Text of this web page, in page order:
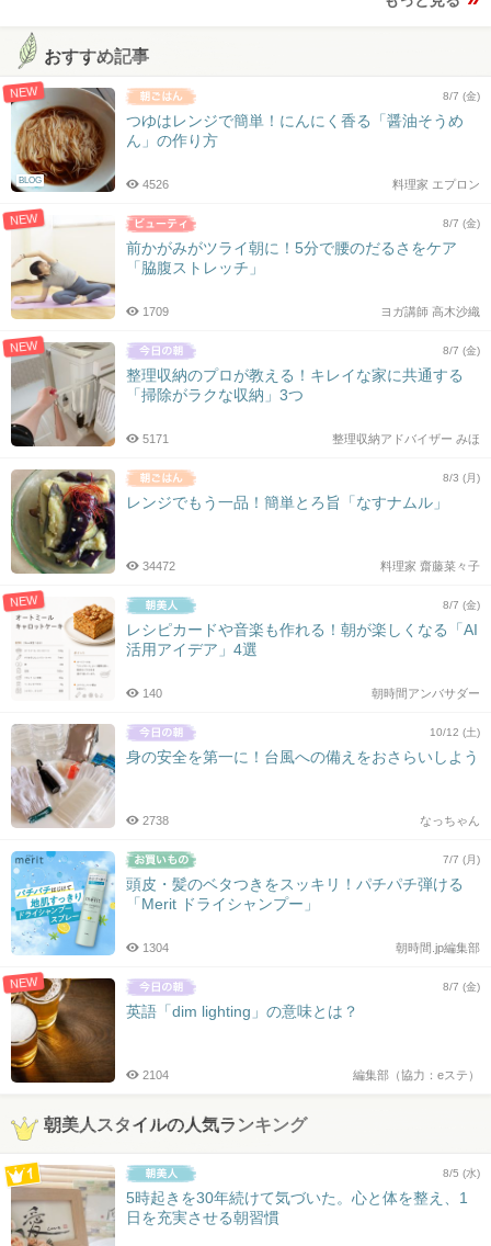
おすすめ記事
NEW
BLOG
8/7 (金)
つゆはレンジで簡単！にんにく香る「醤油そうめ
ん」の作り方
料理家 エプロン
4526
NEW 8/7 (金)
前かがみがツライ朝に！5分で腰のだるさをケア
「脇腹ストレッチ」
ヨガ講師 高木沙織
1709
NEW 8/7 (金)
整理収納のプロが教える！キレイな家に共通する
「掃除がラクな収納」3つ
整理収納アドバイザー みほ
5171
8/3 (月)
レンジでもう一品！簡単とろ旨「なすナムル」
料理家 齋藤菜々子
34472
NEW 8/7 (金)
レシピカードや音楽も作れる！朝が楽しくなる「AI
活用アイデア」4選
朝時間アンバサダー
140
10/12 (土)
身の安全を第一に！台風への備えをおさらいしよう
なっちゃん
2738
7/7 (月)
頭皮・髪のベタつきをスッキリ！パチパチ弾ける
「Merit ドライシャンプー」
朝時間.jp編集部
1304
NEW 8/7 (金)
英語「dim lighting」の意味とは？
編集部（協力：eステ）
2104
朝美人スタイルの人気ランキング
8/5 (水)
5時起きを30年続けて気づいた。心と体を整え、1
日を充実させる朝習慣